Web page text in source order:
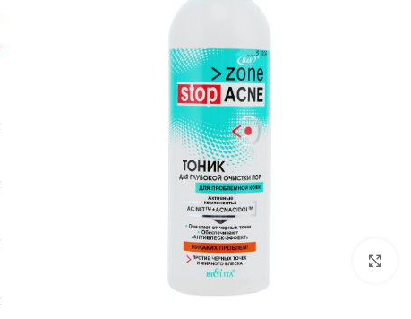
برای بزرگ‌نمایی کلیک کنید